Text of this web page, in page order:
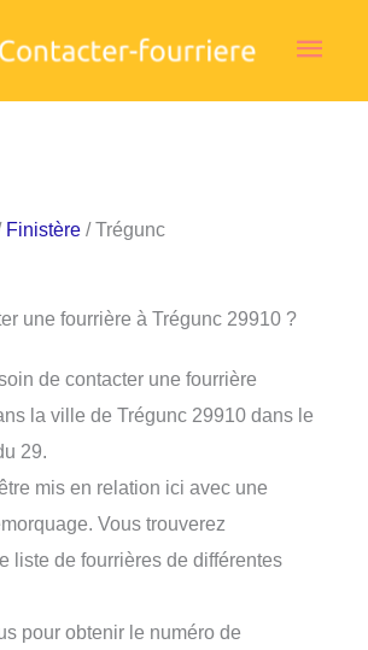
Finistère / Trégunc
une fourrière à Trégunc 29910 ?
de contacter une fourrière
la ville de Trégunc 29910 dans le
29.
mis en relation ici avec une
Vous trouverez
liste de fourrières de différentes
pour obtenir le numéro de